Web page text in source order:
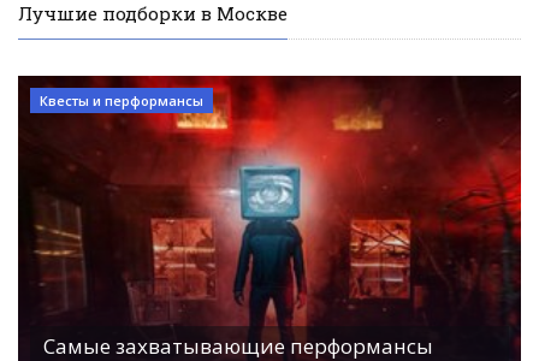
Лучшие подборки в Москве
Квесты и перформансы
Самые захватывающие перформансы